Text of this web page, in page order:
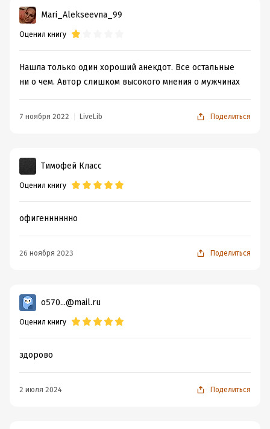
Mari_Alekseevna_99
Оценил книгу
Нашла только один хороший анекдот. Все остальные
ни о чем. Автор слишком высокого мнения о мужчинах
7 ноября 2022 LiveLib Поделиться
Тимофей Класс
Оценил книгу
офигенннннно
26 ноября 2023 Поделиться
o570...@mail.ru
Оценил книгу
здорово
2 июля 2024 Поделиться